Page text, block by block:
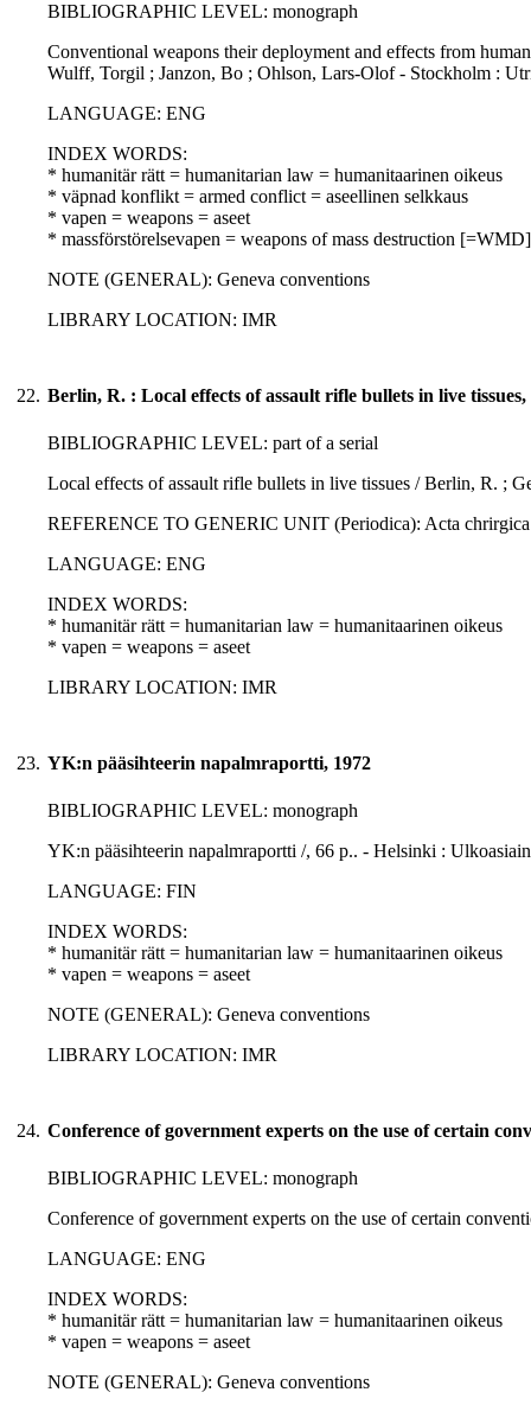
BIBLIOGRAPHIC LEVEL: monograph
Conventional weapons their deployment and effects from
Wulff, Torgil ; Janzon, Bo ; Ohlson, Lars-Olof - Stockholm :
LANGUAGE: ENG
INDEX WORDS:
* humanitär rätt = humanitarian law = humanitaarinen oikeus
* väpnad konflikt = armed conflict = aseellinen selkkaus
* vapen = weapons = aseet
* massförstörelsevapen = weapons of mass destruction
NOTE (GENERAL): Geneva conventions
LIBRARY LOCATION: IMR
22. Berlin, R. : Local effects of assault rifle bullets in live tissues,
BIBLIOGRAPHIC LEVEL: part of a serial
Local effects of assault rifle bullets in live tissues / Berlin, R. ;
REFERENCE TO GENERIC UNIT (Periodica): Acta
LANGUAGE: ENG
INDEX WORDS:
* humanitär rätt = humanitarian law = humanitaarinen oikeus
* vapen = weapons = aseet
LIBRARY LOCATION: IMR
23. YK:n pääsihteerin napalmraportti, 1972
BIBLIOGRAPHIC LEVEL: monograph
YK:n pääsihteerin napalmraportti /, 66 p.. - Helsinki :
LANGUAGE: FIN
INDEX WORDS:
* humanitär rätt = humanitarian law = humanitaarinen oikeus
* vapen = weapons = aseet
NOTE (GENERAL): Geneva conventions
LIBRARY LOCATION: IMR
24. Conference of government experts on the use of certain
BIBLIOGRAPHIC LEVEL: monograph
Conference of government experts on the use of certain
LANGUAGE: ENG
INDEX WORDS:
* humanitär rätt = humanitarian law = humanitaarinen oikeus
* vapen = weapons = aseet
NOTE (GENERAL): Geneva conventions